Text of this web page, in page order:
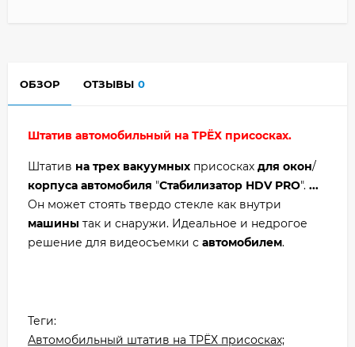
ОБЗОР ОТЗЫВЫ 0
Штатив автомобильный на ТРЁХ присосках.
Штатив на трех вакуумных присосках для окон/
корпуса автомобиля "Стабилизатор HDV PRO". ...
Он может стоять твердо стекле как внутри
машины так и снаружи. Идеальное и недрогое
решение для видеосъемки с автомобилем.
Теги:
Автомобильный штатив на ТРЁХ присосках;